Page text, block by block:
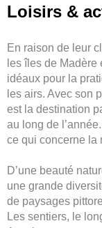
Loisirs &
En raison de leur
les îles de
idéaux pour la
les airs. Avec son
est la destination
au long de
ce qui concerne la
D’une beauté
une grande
de paysages
Les sentiers, le